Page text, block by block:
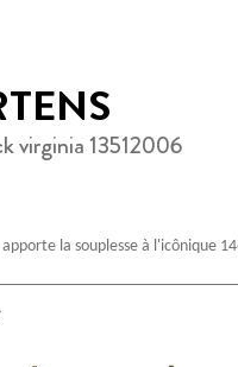
virginia 13512006
la souplesse à l'icônique